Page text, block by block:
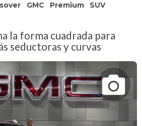
GMC Premium
SUV
la forma cuadrada para
seductoras y curvas